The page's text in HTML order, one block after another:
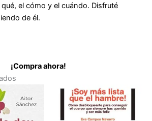
el cómo y el cuándo. Disfruté
de él.
¡Compra ahora!